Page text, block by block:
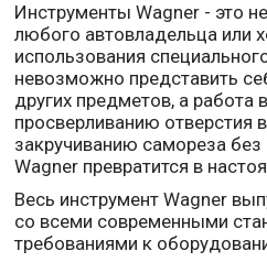
Инструменты Wagner - это
любого автовладельца или
использования
невозможно представить
других предметов, а работа
просверливанию отверстия
закручиванию самореза
Wagner превратится в
Весь инструмент Wagner
со всеми современными
требованиями к